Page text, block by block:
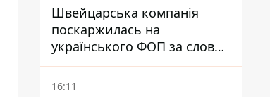
Швейцарська компанія
поскаржилась на
українського ФОП за слова
SUN SCRIPTION на упаковці
крему - АМКУ наклав штраф
16:11